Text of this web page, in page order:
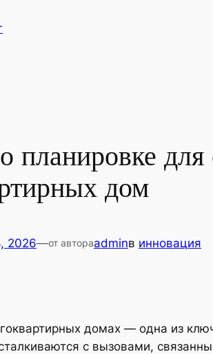
планировке для
дом
2026—от автораadminв инновация
домах — одна из
с вызовами,